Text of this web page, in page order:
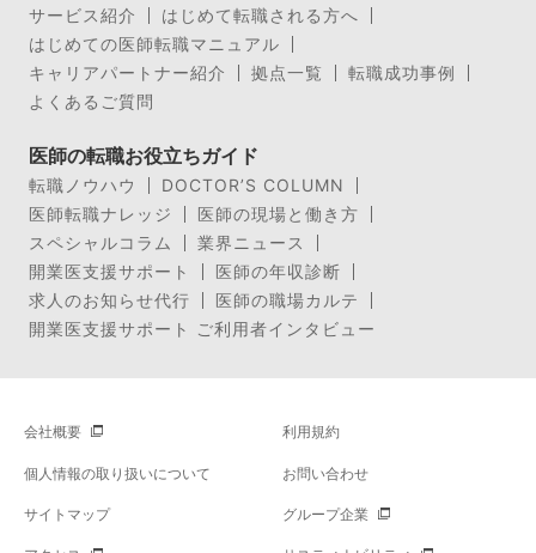
サービス紹介
はじめて転職される方へ
はじめての医師転職マニュアル
キャリアパートナー紹介
拠点一覧
転職成功事例
よくあるご質問
医師の転職お役立ちガイド
転職ノウハウ
DOCTOR’S COLUMN
医師転職ナレッジ
医師の現場と働き方
スペシャルコラム
業界ニュース
開業医支援サポート
医師の年収診断
求人のお知らせ代行
医師の職場カルテ
開業医支援サポート ご利用者インタビュー
会社概要 利用規約
個人情報の取り扱いについて お問い合わせ
サイトマップ グループ企業